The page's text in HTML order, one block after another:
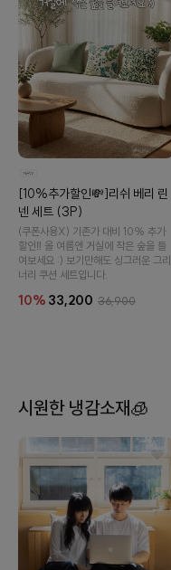
바솜
[10%추가할인💸]리쉬 베리 린
넨 세트 (3P)
(쿠폰사용X) 기존가 대비 10% 추가
할인‼️ 올 여름엔 거실에 작은 숲을 들
여보세요 :) 보기만해도 싱그러운 그리
너리 쿠션 세트입니다.
10% 33,200 36,900
시원한 냉감소재🧊